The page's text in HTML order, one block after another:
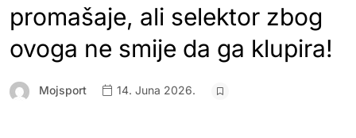
promašaje, ali selektor zbog
ovoga ne smije da ga klupira!
Mojsport 14. Juna 2026.